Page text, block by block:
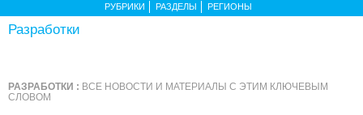
РУБРИКИ РАЗДЕЛЫ РЕГИОНЫ
Разработки
РАЗРАБОТКИ : ВСЕ НОВОСТИ И МАТЕРИАЛЫ С ЭТИМ КЛЮЧЕВЫМ
СЛОВОМ